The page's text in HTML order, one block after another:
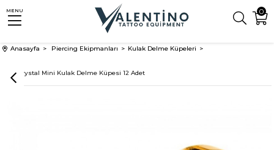
0
MENU
Anasayfa Piercing Ekipmanları Kulak Delme Küpeleri
Gold Crystal Mini Kulak Delme Küpesi 12 Adet